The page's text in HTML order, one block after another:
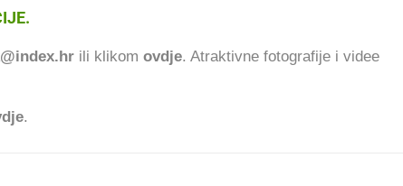
ili klikom ovdje. Atraktivne fotografije i videe
.